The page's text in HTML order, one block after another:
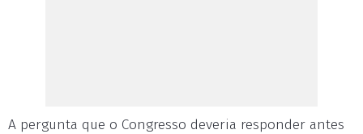
A pergunta que o Congresso deveria responder antes